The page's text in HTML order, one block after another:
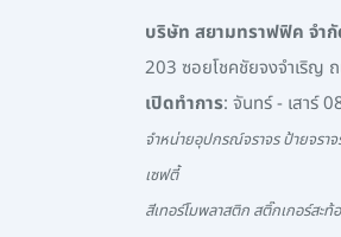
บริษัท สยามทราฟฟิค จำ
203 ซอยโชคชัยจงจำเริญ
เปิดทำการ: จันทร์ - เสาร์
จำหน่ายอุปกรณ์จราจร ป้ายจรา
เซฟตี้
สีเทอร์โมพลาสติก สติ๊กเกอร์สะ